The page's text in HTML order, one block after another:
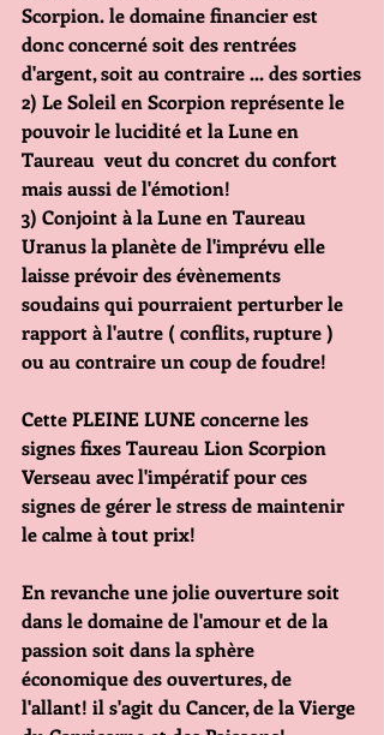
Scorpion. le domaine financier est
donc concerné soit des rentrées
d'argent, soit au contraire ... des sorties
2) Le Soleil en Scorpion représente le
pouvoir le lucidité et la Lune en
Taureau  veut du concret du confort
mais aussi de l'émotion!
3) Conjoint à la Lune en Taureau
Uranus la planète de l'imprévu elle
laisse prévoir des évènements
soudains qui pourraient perturber le
rapport à l'autre ( conflits, rupture )
ou au contraire un coup de foudre!
Cette PLEINE LUNE concerne les
signes fixes Taureau Lion Scorpion
Verseau avec l'impératif pour ces
signes de gérer le stress de maintenir
le calme à tout prix!
En revanche une jolie ouverture soit
dans le domaine de l'amour et de la
passion soit dans la sphère
économique des ouvertures, de
l'allant! il s'agit du Cancer, de la Vierge